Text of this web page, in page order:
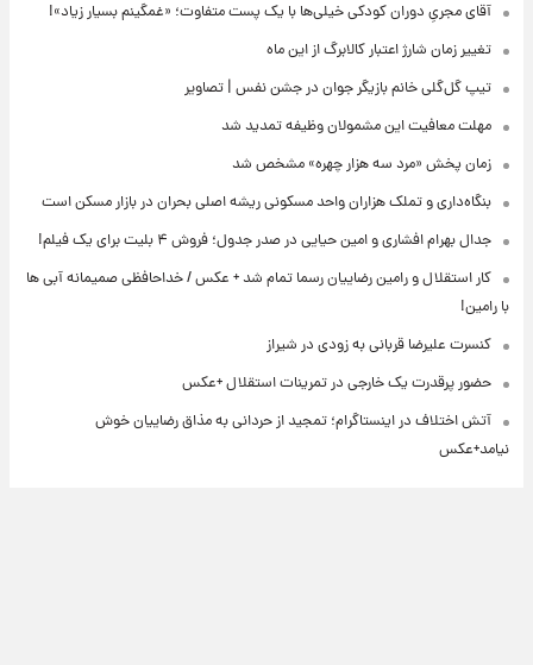
آقای مجریِ دوران کودکی خیلی‌ها با یک پست متفاوت؛ «غمگینم بسیار زیاد»!
تغییر زمان شارژ اعتبار کالابرگ از این ماه
تیپ گل‌گلی خانم بازیگر جوان در جشن نفس | تصاویر
مهلت معافیت این مشمولان وظیفه تمدید شد
زمان پخش «مرد سه هزار چهره» مشخص شد
بنگاه‌داری و تملک هزاران واحد مسکونی ریشه اصلی بحران در بازار مسکن است
جدال بهرام افشاری و امین حیایی در صدر جدول؛ فروش ۴ بلیت برای یک فیلم!
کار استقلال و رامین رضاییان رسما تمام شد + عکس / خداحافظی صمیمانه آبی ها
با رامین!
کنسرت علیرضا قربانی به زودی در شیراز
حضور پرقدرت یک خارجی در تمرینات استقلال +عکس
آتش اختلاف در اینستاگرام؛ تمجید از حردانی به مذاق رضاییان خوش
نیامد+عکس